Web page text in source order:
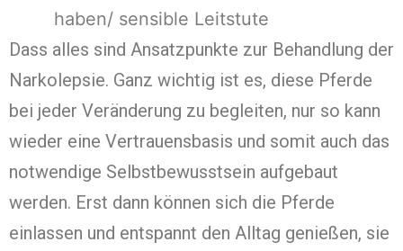
haben/ sensible Leitstute
Dass alles sind Ansatzpunkte zur Behandlung der
Narkolepsie. Ganz wichtig ist es, diese Pferde
bei jeder Veränderung zu begleiten, nur so kann
wieder eine Vertrauensbasis und somit auch das
notwendige Selbstbewusstsein aufgebaut
werden. Erst dann können sich die Pferde
einlassen und entspannt den Alltag genießen, sie